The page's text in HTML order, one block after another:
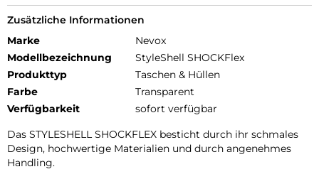
Zusätzliche Informationen
Marke
Nevox
Modellbezeichnung
StyleShell SHOCKFlex
Produkttyp
Taschen & Hüllen
Farbe
Transparent
Verfügbarkeit
sofort verfügbar
Das STYLESHELL SHOCKFLEX besticht durch ihr schmales
Design, hochwertige Materialien und durch angenehmes
Handling.